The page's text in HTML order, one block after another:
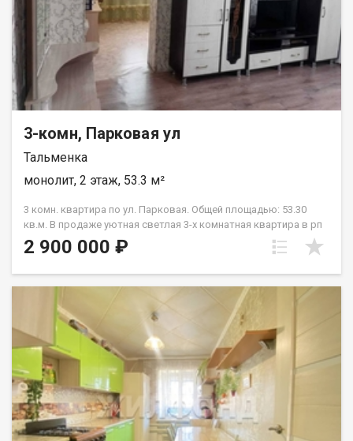
3-комн, Парковая ул
Тальменка
монолит, 2 этаж, 53.3 м²
3 комн. квартира по ул. Парковая. Общей площадью: 53.30
кв.м. В продаже уютная светлая 3-х комнатная квартира в рп
Тальменка. Общая площадь 53,3 кв.м. Кухня 8 кв.м. Комнаты -
17,5 кв.м., 10,2 кв.м., 10,2 кв.м Высокие потолки 2,6 метра
Расположена на 2 этаже. Окна выходят на три стороны. Окна
пластиковые. Отопление индивидуальное газовое, горячая
вода. Квартира очень теплая, светлая. С хорошим ремонтом и
балконом. Имеется ухоженный земельный участок, растет
смородина, жимолость, клубника. Во дворе погреб, сарайка
(можно под баню) Крыша дома новая. Вся инфраструктура
рядом- Остановка. В шаговой доступности школа, детский
сад, магазины. ОЧЕНЬ ХОРОШИЙ ВАРИАНТ! НЕ УПУСТИТЕ СВОЙ
ШАНС! ЗВОНИТЕ! ВСЕ РАССКАЖЕМ И ПОКАЖЕМ! Реальному
покупателю, хороший торг!! Возможен обмен на вашу
недвижимость. Возможна продажа в рассрочку. При звонке,
2 900 000 ₽